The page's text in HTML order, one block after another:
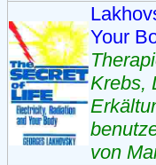
Your
Krebs,
von